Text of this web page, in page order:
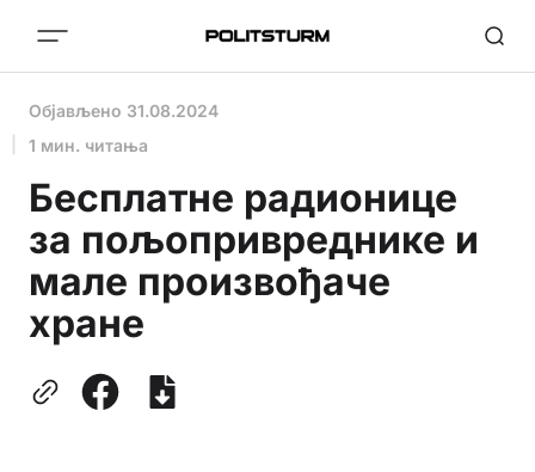
Објављено 31.08.2024
1 мин. читања
Бесплатне радионице
за пољопривреднике и
мале произвођаче
хране